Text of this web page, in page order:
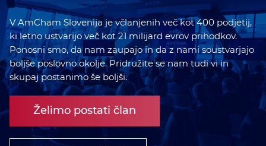
V AmCham Slovenija je včlanjenih več kot 400 podjetij,
ki letno ustvarijo več kot 21 milijard evrov prihodkov.
Ponosni smo, da nam zaupajo in da z nami soustvarjajo
boljše poslovno okolje. Pridružite se nam tudi vi in
skupaj postanimo še boljši.
Želimo postati član